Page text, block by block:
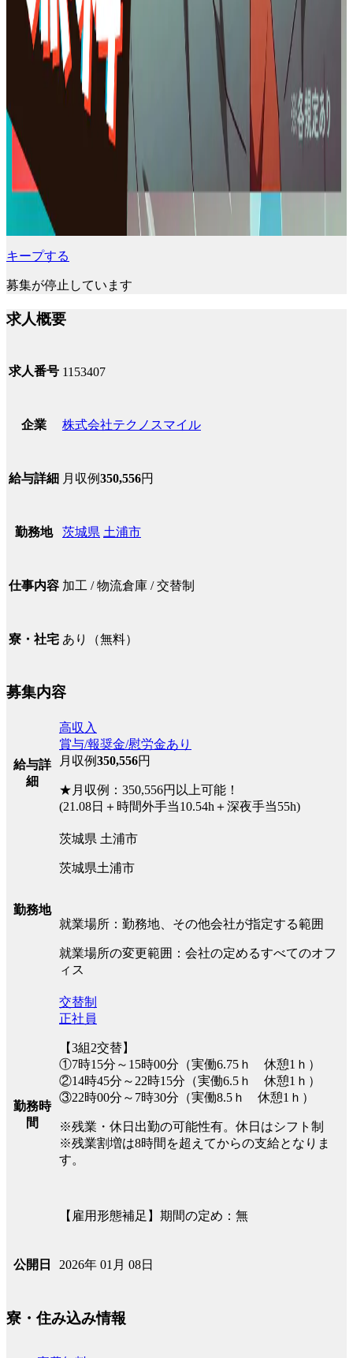
キープする
募集が停止しています
求人概要
求人番号 1153407
企業 株式会社テクノスマイル
給与詳細 月収例350,556円
勤務地 茨城県 土浦市
仕事内容 加工 / 物流倉庫 / 交替制
寮・社宅 あり（無料）
募集内容
給与詳
細
高収入
賞与/報奨金/慰労金あり
月収例350,556円
★月収例：350,556円以上可能！
(21.08日＋時間外手当10.54h＋深夜手当55h)
勤務地
茨城県 土浦市
茨城県土浦市
就業場所：勤務地、その他会社が指定する範囲
就業場所の変更範囲：会社の定めるすべてのオフ
ィス
勤務時
間
交替制
正社員
【3組2交替】
①7時15分～15時00分（実働6.75ｈ 休憩1ｈ）
②14時45分～22時15分（実働6.5ｈ 休憩1ｈ）
③22時00分～7時30分（実働8.5ｈ 休憩1ｈ）
※残業・休日出勤の可能性有。休日はシフト制
※残業割増は8時間を超えてからの支給となりま
す。
【雇用形態補足】期間の定め：無
公開日 2026年 01月 08日
寮・住み込み情報